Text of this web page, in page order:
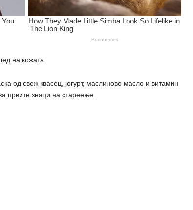
на кожата
од свеж квасец, јогурт, маслиново масло и витамин
првите знаци на стареење.